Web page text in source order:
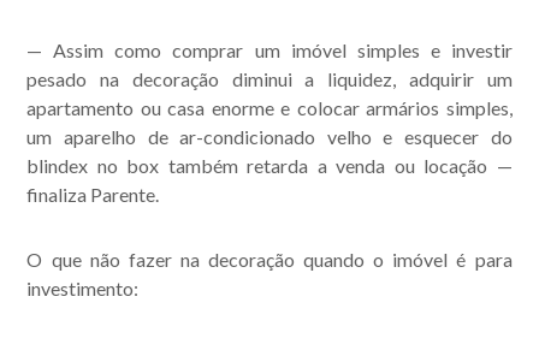
— Assim como comprar um imóvel simples e investir
pesado na decoração diminui a liquidez, adquirir um
apartamento ou casa enorme e colocar armários simples,
um aparelho de ar-condicionado velho e esquecer do
blindex no box também retarda a venda ou locação —
finaliza Parente.
O que não fazer na decoração quando o imóvel é para
investimento: